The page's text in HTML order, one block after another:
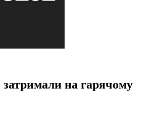
затримали на гарячому